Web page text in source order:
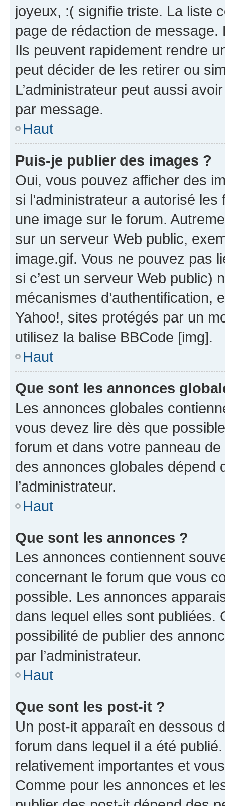
joyeux, :( signifie triste. La liste
page de rédaction de
Ils peuvent rapidement rendre
peut décider de les retirer ou
L’administrateur peut aussi
par message.
Haut
Puis-je publier des images ?
Oui, vous pouvez afficher des
si l’administrateur a autorisé
une image sur le forum.
sur un serveur Web public,
image.gif. Vous ne pouvez pas
si c’est un serveur Web public)
mécanismes d’authentification,
Yahoo!, sites protégés par un
utilisez la balise BBCode [img].
Haut
Que sont les annonces
Les annonces globales
vous devez lire dès que
forum et dans votre panneau
des annonces globales dépend
l’administrateur.
Haut
Que sont les annonces ?
Les annonces contiennent
concernant le forum que vous
possible. Les annonces
dans lequel elles sont publiées.
possibilité de publier des
par l’administrateur.
Haut
Que sont les post-it ?
Un post-it apparaît en dessous
forum dans lequel il a été
relativement importantes et
Comme pour les annonces et